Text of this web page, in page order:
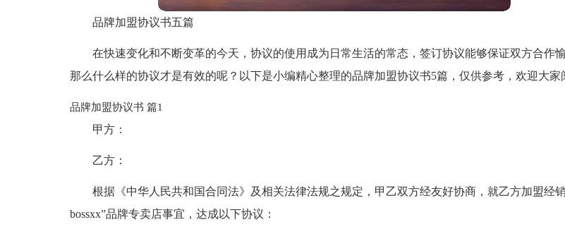
品牌加盟协议书五篇
在快速变化和不断变革的今天，协议的使用成为日常生活的常态，签订协议能够保证双方合作愉
那么什么样的协议才是有效的呢？以下是小编精心整理的品牌加盟协议书5篇，仅供参考，欢迎大家
品牌加盟协议书 篇1
甲方：
乙方：
根据《中华人民共和国合同法》及相关法律法规之规定，甲乙双方经友好协商，就乙方加盟经
bossxx”品牌专卖店事宜，达成以下协议：